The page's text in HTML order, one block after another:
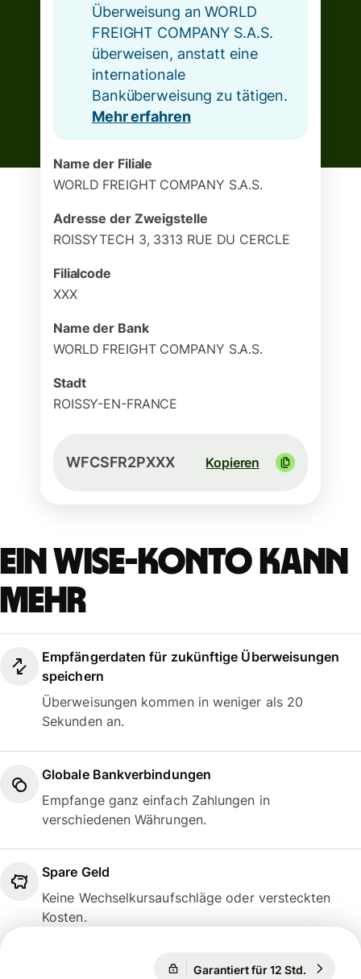
Überweisung an WORLD
FREIGHT COMPANY S.A.S.
überweisen, anstatt eine
internationale
Banküberweisung zu tätigen.
Mehr erfahren
Name der Filiale
WORLD FREIGHT COMPANY S.A.S.
Adresse der Zweigstelle
ROISSYTECH 3, 3313 RUE DU CERCLE
Filialcode
XXX
Name der Bank
WORLD FREIGHT COMPANY S.A.S.
Stadt
ROISSY-EN-FRANCE
WFCSFR2PXXX Kopieren
Ein Wise-Konto kann
mehr
Empfängerdaten für zukünftige Überweisungen
speichern
Überweisungen kommen in weniger als 20
Sekunden an.
Globale Bankverbindungen
Empfange ganz einfach Zahlungen in
verschiedenen Währungen.
Spare Geld
Keine Wechselkursaufschläge oder versteckten
Kosten.
Garantiert für 12 Std.